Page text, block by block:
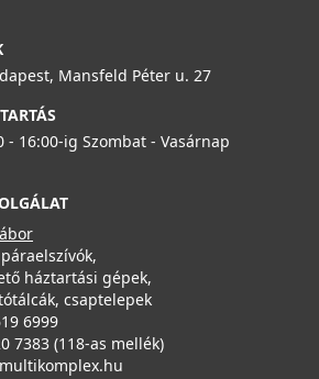
Mansfeld Péter u. 27
- 16:00-ig Szombat - Vasárnap
háztartási gépek,
csaptelepek
6999
7383 (118-as mellék)